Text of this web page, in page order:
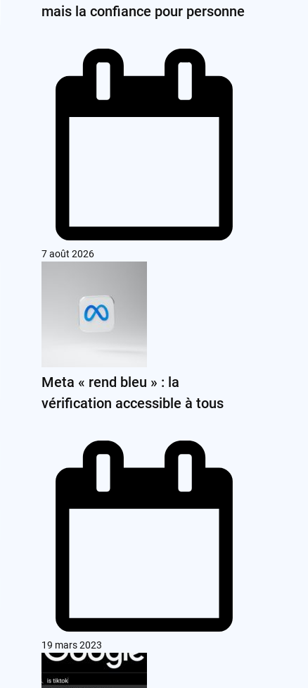
mais la confiance pour personne
7 août 2026
Meta « rend bleu » : la
vérification accessible à tous
19 mars 2023